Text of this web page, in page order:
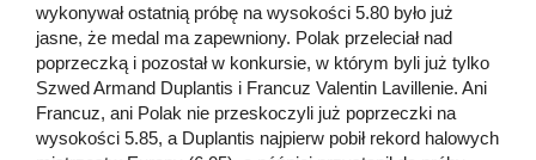
wykonywał ostatnią próbę na wysokości 5.80 było już
jasne, że medal ma zapewniony. Polak przeleciał nad
poprzeczką i pozostał w konkursie, w którym byli już tylko
Szwed Armand Duplantis i Francuz Valentin Lavillenie. Ani
Francuz, ani Polak nie przeskoczyli już poprzeczki na
wysokości 5.85, a Duplantis najpierw pobił rekord halowych